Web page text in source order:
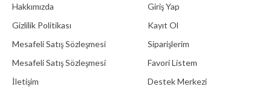
Hakkımızda
Gizlilik Politikası
Mesafeli Satış Sözleşmesi
Mesafeli Satış Sözleşmesi
İletişim
Giriş Yap
Kayıt Ol
Siparişlerim
Favori Listem
Destek Merkezi